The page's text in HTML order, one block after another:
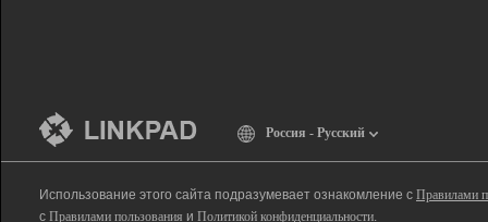
Россия - Русский
Использование этого сайта подразумевает ознакомление с Правилами
с Правилами пользования и Политикой конфиденциальности.